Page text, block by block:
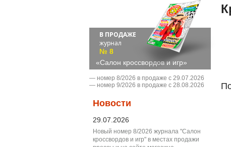
В ПРОДАЖЕ
журнал
№ 8
«Салон кроссвордов и игр»
― номер 8/2026 в продаже с 29.07.2026
― номер 9/2026 в продаже с 28.08.2026
Новости
29.07.2026
Новый номер 8/2026 журнала "Салон
кроссвордов и игр" в местах продажи